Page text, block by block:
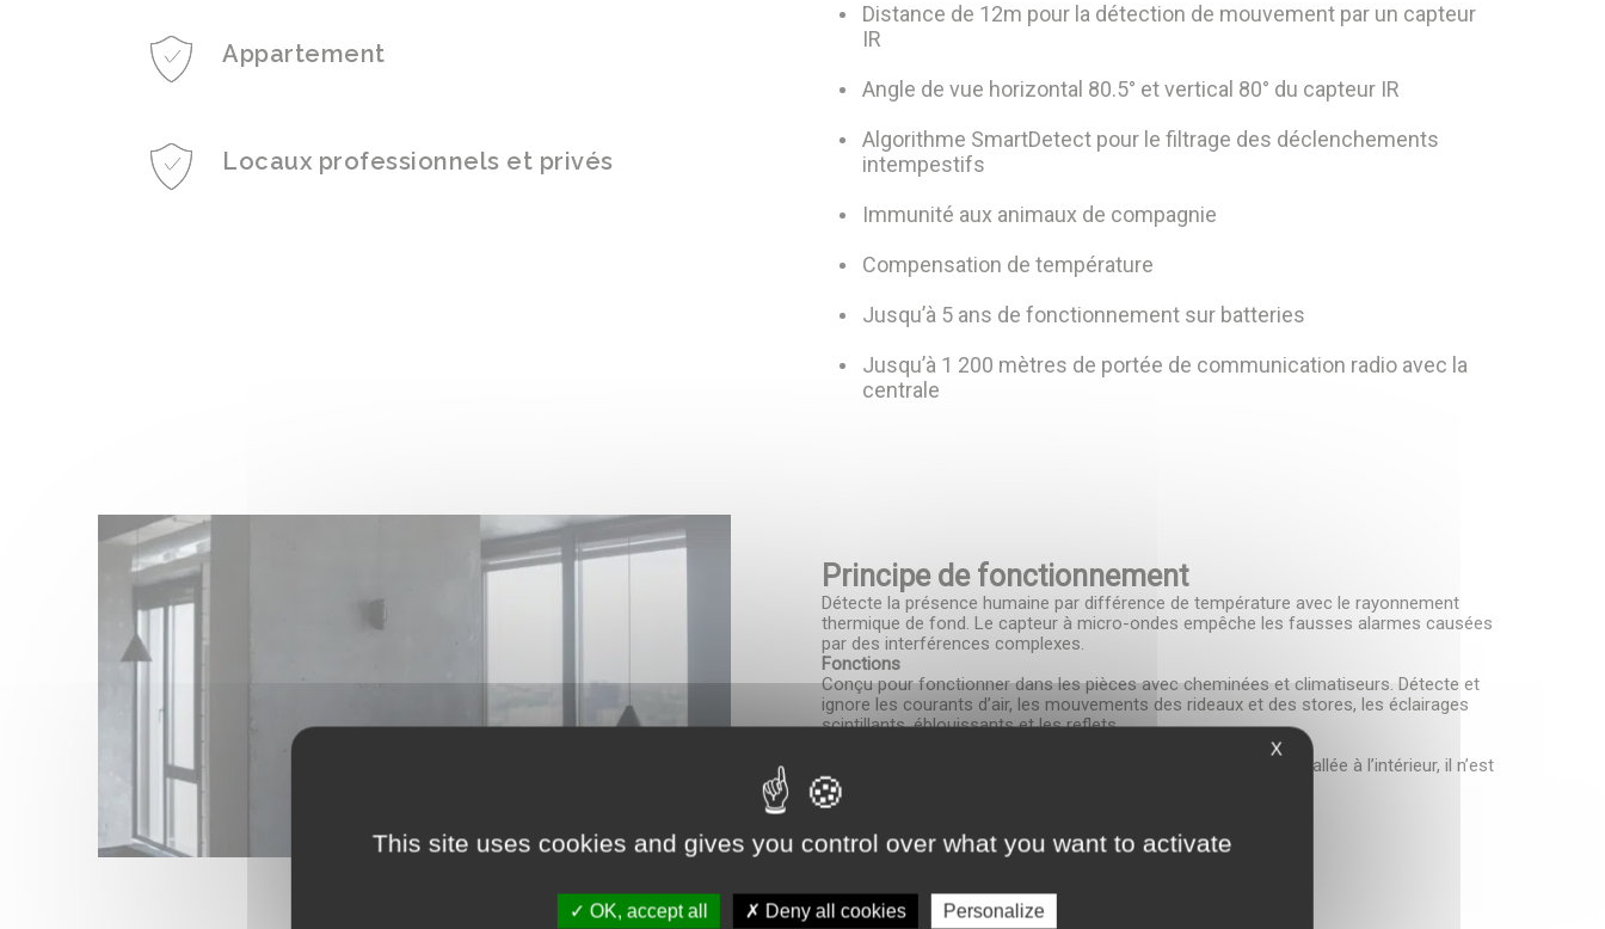
Appartement
Locaux professionnels et privés
Distance de 12m pour la détection de mouvement par un capteur
IR
Angle de vue horizontal 80.5° et vertical 80° du capteur IR
Algorithme SmartDetect pour le filtrage des déclenchements
intempestifs
Immunité aux animaux de compagnie
Compensation de température
Jusqu’à 5 ans de fonctionnement sur batteries
Jusqu’à 1 200 mètres de portée de communication radio avec la
centrale
Principe de fonctionnement
Détecte la présence humaine par différence de température avec le rayonnement
thermique de fond. Le capteur à micro-ondes empêche les fausses alarmes causées
par des interférences complexes.
Fonctions
Conçu pour fonctionner dans les pièces avec cheminées et climatiseurs. Détecte et
ignore les courants d’air, les mouvements des rideaux et des stores, les éclairages
scintillants, éblouissants et les reflets.
Prêt à l’emploi dès la sortie de la boîte. La batterie est déjà installée à l’intérieur, il n’est
donc pas nécessaire de démonter le détecteur.
Besoin d’être guidé ? On vous rappelle
Prénom
Nom
*
X
This site uses cookies and gives you control over what you want to activate
OK, accept all Deny all cookies Personalize